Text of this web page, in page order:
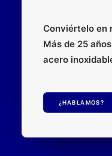
Conviértelo en
Más de 25
acero
¿HABLAMOS?